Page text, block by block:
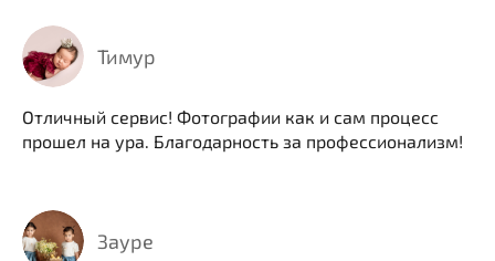
Тимур
Отличный сервис! Фотографии как и сам процесс
прошел на ура. Благодарность за профессионализм!
Зауре